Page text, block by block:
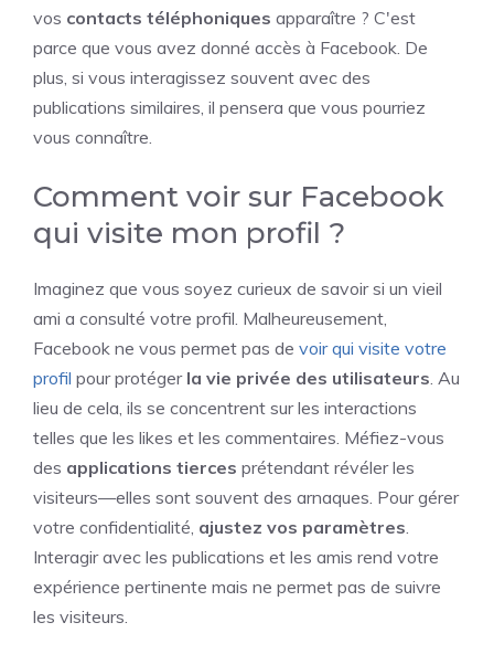
vos contacts téléphoniques apparaître ? C'est
parce que vous avez donné accès à Facebook. De
plus, si vous interagissez souvent avec des
publications similaires, il pensera que vous pourriez
vous connaître.
Comment voir sur Facebook
qui visite mon profil ?
Imaginez que vous soyez curieux de savoir si un vieil
ami a consulté votre profil. Malheureusement,
Facebook ne vous permet pas de voir qui visite votre
profil pour protéger la vie privée des utilisateurs . Au
lieu de cela, ils se concentrent sur les interactions
telles que les likes et les commentaires. Méfiez-vous
des applications tierces prétendant révéler les
visiteurs—elles sont souvent des arnaques. Pour gérer
votre confidentialité, ajustez vos paramètres
Interagir avec les publications et les amis rend votre
expérience pertinente mais ne permet pas de suivre
les visiteurs.